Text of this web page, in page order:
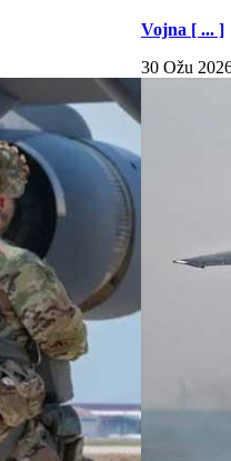
Vojna [ ... ]
30 Ožu